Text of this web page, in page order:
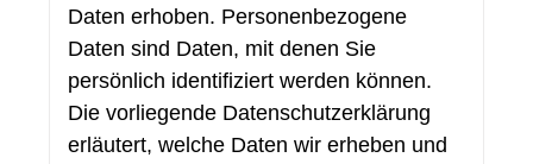
Daten erhoben. Personenbezogene
Daten sind Daten, mit denen Sie
persönlich identifiziert werden können.
Die vorliegende Datenschutzerklärung
erläutert, welche Daten wir erheben und